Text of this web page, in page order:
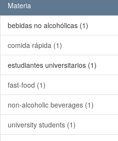
Materia
bebidas no alcohólicas (1)
comida rápida (1)
estudiantes universitarios (1)
fast-food (1)
non-alcoholic beverages (1)
university students (1)